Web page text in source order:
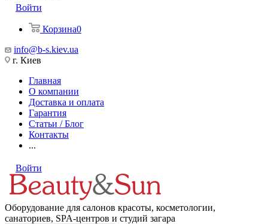
Войти
Корзина0
info@b-s.kiev.ua
г. Киев
Главная
О компании
Доставка и оплата
Гарантия
Статьи / Блог
Контакты
...
Войти
Оборудование для салонов красоты, косметологии,
санаториев, SPA-центров и студий загара